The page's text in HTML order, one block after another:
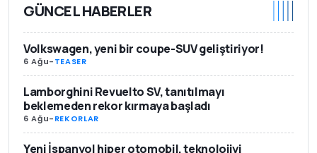
GÜNCEL HABERLER
Volkswagen, yeni bir coupe-SUV geliştiriyor!
6 Ağu-TEASER
Lamborghini Revuelto SV, tanıtılmayı
beklemeden rekor kırmaya başladı
6 Ağu-REKORLAR
Yeni İspanyol hiper otomobil, teknolojiyi